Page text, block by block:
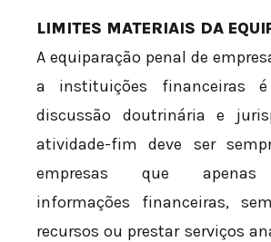
LIMITES MATERIAIS DA
A equiparação penal de
a instituições financeiras
discussão doutrinária e
atividade-fim deve ser
empresas que apenas
informações financeiras,
recursos ou prestar serviços